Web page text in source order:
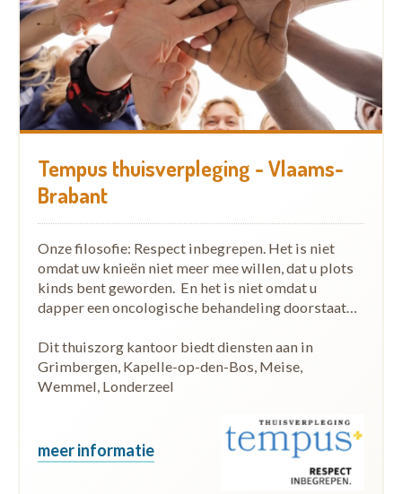
Tempus thuisverpleging - Vlaams-
Brabant
Onze filosofie: Respect inbegrepen. Het is niet
omdat uw knieën niet meer mee willen, dat u plots
kinds bent geworden. En het is niet omdat u
dapper een oncologische behandeling doorstaat…
Dit thuiszorg kantoor biedt diensten aan in
Grimbergen, Kapelle-op-den-Bos, Meise,
Wemmel, Londerzeel
meer informatie